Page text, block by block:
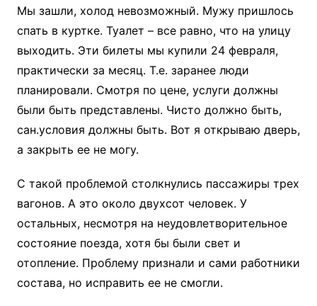
Мы зашли, холод невозможный. Мужу пришлось
спать в куртке. Туалет – все равно, что на улицу
выходить. Эти билеты мы купили 24 февраля,
практически за месяц. Т.е. заранее люди
планировали. Смотря по цене, услуги должны
были быть представлены. Чисто должно быть,
сан.условия должны быть. Вот я открываю дверь,
а закрыть ее не могу.
С такой проблемой столкнулись пассажиры трех
вагонов. А это около двухсот человек. У
остальных, несмотря на неудовлетворительное
состояние поезда, хотя бы были свет и
отопление. Проблему признали и сами работники
состава, но исправить ее не смогли.